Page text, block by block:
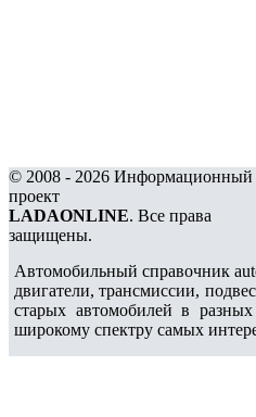
© 2008 - 2026 Информационный
проект
LADAONLINE. Все права
защищены.
Автомобильный справочник
двигатели, трансмиссии,
старых автомобилей в
широкому спектру самых